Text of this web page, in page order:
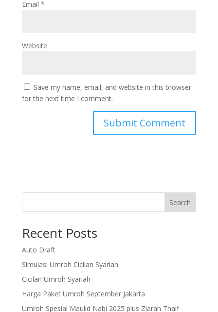
Email *
Website
Save my name, email, and website in this browser
for the next time I comment.
Search
Recent Posts
Auto Draft
Simulasi Umroh Cicilan Syariah
Cicilan Umroh Syariah
Harga Paket Umroh September Jakarta
Umroh Spesial Maulid Nabi 2025 plus Ziarah Thaif